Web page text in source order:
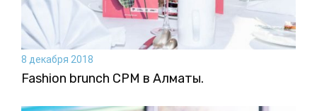
8 декабря 2018
Fashion brunch CPM в Алматы.